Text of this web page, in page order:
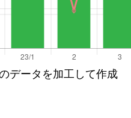
データを加工して作成